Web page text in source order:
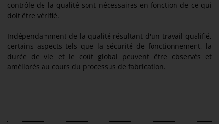
contrôle de la qualité sont nécessaires en fonction de ce qui
doit être vérifié.
Indépendamment de la qualité résultant d'un travail qualifié,
certains aspects tels que la sécurité de fonctionnement, la
durée de vie et le coût global peuvent être observés et
améliorés au cours du processus de fabrication.